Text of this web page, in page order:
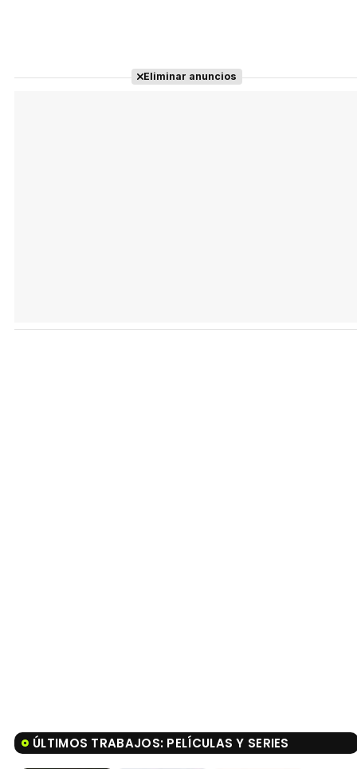
Eliminar anuncios
ÚLTIMOS TRABAJOS: PELÍCULAS Y SERIES